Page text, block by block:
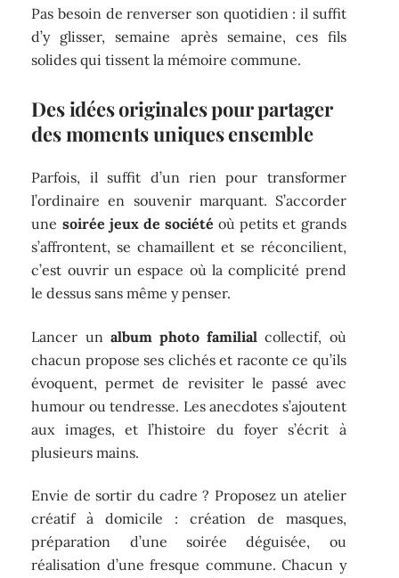
Pas besoin de renverser son quotidien : il suffit
d’y glisser, semaine après semaine, ces fils
solides qui tissent la mémoire commune.
Des idées originales pour partager
des moments uniques ensemble
Parfois, il suffit d’un rien pour transformer
l’ordinaire en souvenir marquant. S’accorder
une soirée jeux de société où petits et grands
s’affrontent, se chamaillent et se réconcilient,
c’est ouvrir un espace où la complicité prend
le dessus sans même y penser.
Lancer un album photo familial collectif, où
chacun propose ses clichés et raconte ce qu’ils
évoquent, permet de revisiter le passé avec
humour ou tendresse. Les anecdotes s’ajoutent
aux images, et l’histoire du foyer s’écrit à
plusieurs mains.
Envie de sortir du cadre ? Proposez un atelier
créatif à domicile : création de masques,
préparation d’une soirée déguisée, ou
réalisation d’une fresque commune. Chacun y